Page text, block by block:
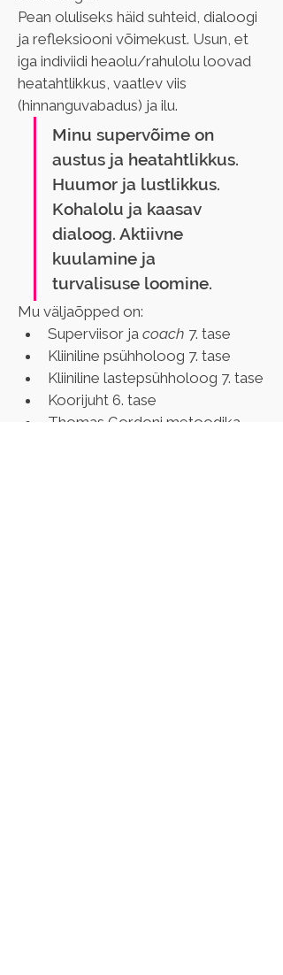
Pean oluliseks häid suhteid, dialoogi
ja refleksiooni võimekust. Usun, et
iga indiviidi heaolu/rahulolu loovad
heatahtlikkus, vaatlev viis
(hinnanguvabadus) ja ilu.
Minu supervõime on
austus ja heatahtlikkus.
Huumor ja lustlikkus.
Kohalolu ja kaasav
dialoog. Aktiivne
kuulamine ja
turvalisuse loomine.
Mu väljaõpped on:
Superviisor ja coach 7. tase
Kliiniline psühholoog 7. tase
Kliiniline lastepsühholoog 7. tase
Koorijuht 6. tase
Thomas Gordoni metoodika